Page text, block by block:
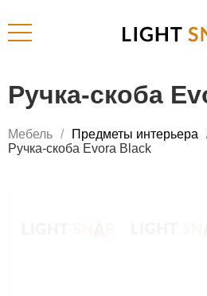
Ручка-скоба
Мебель
Предметы интерьера
Ручка-скоба Evora Black